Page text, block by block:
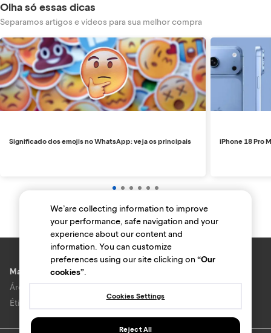
Olha só essas dicas
Separamos artigos e vídeos para sua melhor compra
Significado dos emojis no WhatsApp: veja os principais iPhone 18 Pro
Marcas e lojas
Área do anunciante
Ética e Integridade
We’are collecting information to improve
your performance, safe navigation and your
experience about our content and
information. You can customize
preferences using our site clicking on“Our
cookies”.
Cookies Settings
Reject All